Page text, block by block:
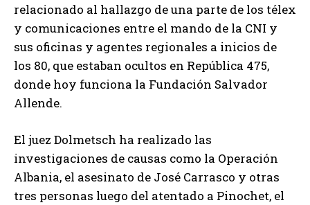
relacionado al hallazgo de una parte de los télex
y comunicaciones entre el mando de la CNI y
sus oficinas y agentes regionales a inicios de
los 80, que estaban ocultos en República 475,
donde hoy funciona la Fundación Salvador
Allende.
El juez Dolmetsch ha realizado las
investigaciones de causas como la Operación
Albania, el asesinato de José Carrasco y otras
tres personas luego del atentado a Pinochet, el